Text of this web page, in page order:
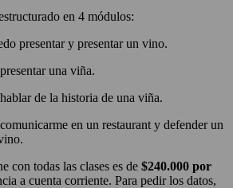
en 4 módulos:
presentar y presentar un vino.
una viña.
de la historia de una viña.
en un restaurant y defender un
con todas las clases es de $240.000 por
a cuenta corriente. Para pedir los datos,